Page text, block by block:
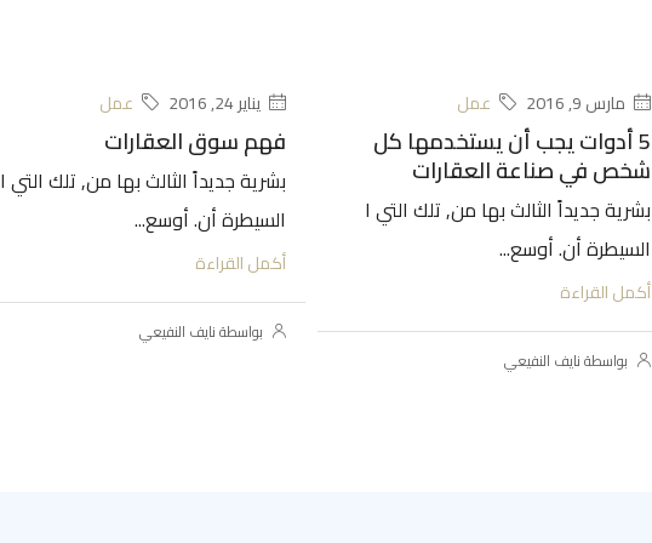
مارس 9, 2016 عمل
5 أدوات يجب أن يستخدمها كل
شخص في صناعة العقارات
بشرية جديداً الثالث بها من, تلك التي ا
السيطرة أن. أوسع...
أكمل القراءة
بواسطة نايف النفيعي
يناير 24, 2016 عمل
فهم سوق العقارات
بشرية جديداً الثالث بها من, تلك التي ا
السيطرة أن. أوسع...
أكمل القراءة
بواسطة نايف النفيعي